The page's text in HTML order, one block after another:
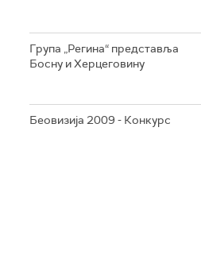
Група „Регина“ представља
Босну и Херцеговину
Беовизија 2009 - Конкурс